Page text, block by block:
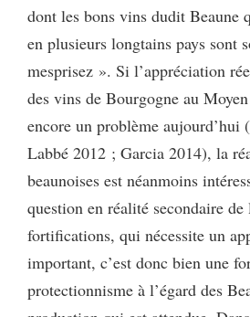
dont les bons vins dudit Beaune
en plusieurs longtains pays sont
mesprisez ». Si l’appréciation
des vins de Bourgogne au
encore un problème aujourd’hui
Labbé 2012 ; Garcia 2014), la
beaunoises est néanmoins
question en réalité secondaire de
fortifications, qui nécessite un
important, c’est donc bien une
protectionnisme à l’égard des